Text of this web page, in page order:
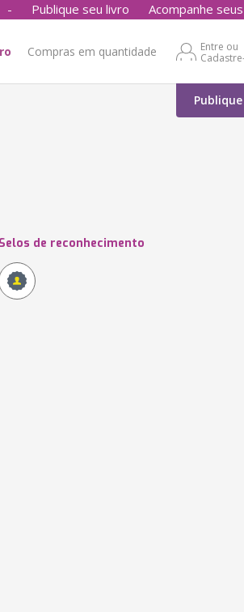
- Publique seu livro Acompanhe
Compras em quantidade
Entre ou
Selos de reconhecimento